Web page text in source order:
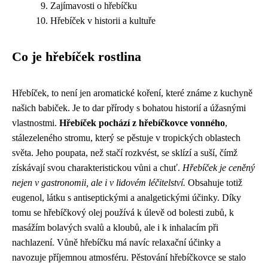
Zajímavosti o hřebíčku
Hřebíček v historii a kultuře
Co je hřebíček rostlina
Hřebíček, to není jen aromatické koření, které známe z kuchyně
našich babiček. Je to dar přírody s bohatou historií a úžasnými
vlastnostmi. Hřebíček pochází z hřebíčkovce vonného,
stálezeleného stromu, který se pěstuje v tropických oblastech
světa. Jeho poupata, než stačí rozkvést, se sklízí a suší, čímž
získávají svou charakteristickou vůni a chuť. Hřebíček je ceněný
nejen v gastronomii, ale i v lidovém léčitelství. Obsahuje totiž
eugenol, látku s antiseptickými a analgetickými účinky. Díky
tomu se hřebíčkový olej používá k úlevě od bolesti zubů, k
masážím bolavých svalů a kloubů, ale i k inhalacím při
nachlazení. Vůně hřebíčku má navíc relaxační účinky a
navozuje příjemnou atmosféru. Pěstování hřebíčkovce se stalo